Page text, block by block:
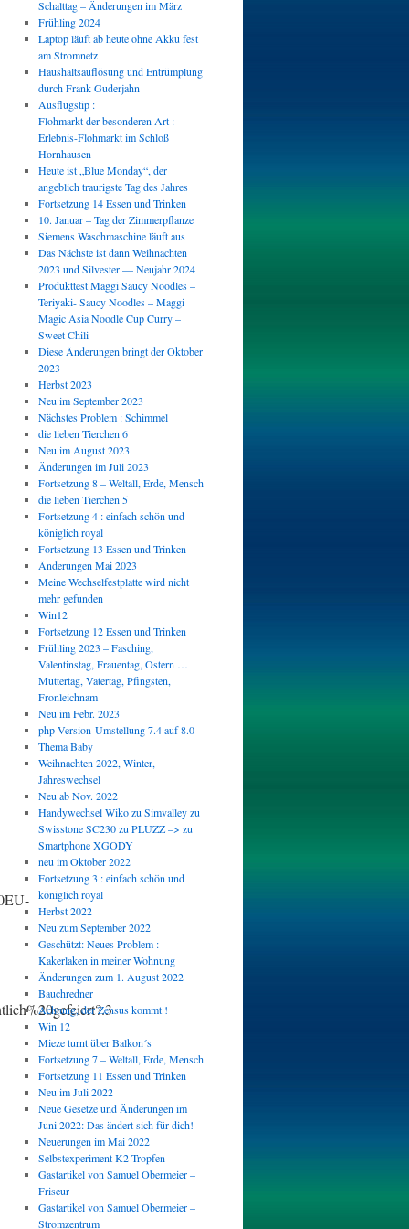
Schalttag – Änderungen im März
Frühling 2024
Laptop läuft ab heute ohne Akku fest
am Stromnetz
Haushaltsauflösung und Entrümplung
durch Frank Guderjahn
Ausflugstip :
Flohmarkt der besonderen Art :
Erlebnis-Flohmarkt im Schloß
Hornhausen
Heute ist „Blue Monday“, der
angeblich traurigste Tag des Jahres
Fortsetzung 14 Essen und Trinken
10. Januar – Tag der Zimmerpflanze
Siemens Waschmaschine läuft aus
Das Nächste ist dann Weihnachten
2023 und Silvester — Neujahr 2024
Produkttest Maggi Saucy Noodles –
Teriyaki- Saucy Noodles – Maggi
Magic Asia Noodle Cup Curry –
Sweet Chili
Diese Änderungen bringt der Oktober
2023
Herbst 2023
Neu im September 2023
Nächstes Problem : Schimmel
die lieben Tierchen 6
Neu im August 2023
Änderungen im Juli 2023
Fortsetzung 8 – Weltall, Erde, Mensch
die lieben Tierchen 5
Fortsetzung 4 : einfach schön und
königlich royal
Fortsetzung 13 Essen und Trinken
Änderungen Mai 2023
Meine Wechselfestplatte wird nicht
mehr gefunden
Win12
Fortsetzung 12 Essen und Trinken
Frühling 2023 – Fasching,
Valentinstag, Frauentag, Ostern …
Muttertag, Vatertag, Pfingsten,
Fronleichnam
Neu im Febr. 2023
php-Version-Umstellung 7.4 auf 8.0
Thema Baby
Weihnachten 2022, Winter,
Jahreswechsel
Neu ab Nov. 2022
Handywechsel Wiko zu Simvalley zu
Swisstone SC230 zu PLUZZ –> zu
Smartphone XGODY
neu im Oktober 2022
Fortsetzung 3 : einfach schön und
königlich royal
Herbst 2022
Neu zum September 2022
Geschützt: Neues Problem :
Kakerlaken in meiner Wohnung
Änderungen zum 1. August 2022
Bauchredner
Achtung, der Zensus kommt !
Win 12
Mieze turnt über Balkon´s
Fortsetzung 7 – Weltall, Erde, Mensch
Fortsetzung 11 Essen und Trinken
Neu im Juli 2022
Neue Gesetze und Änderungen im
Juni 2022: Das ändert sich für dich!
Neuerungen im Mai 2022
Selbstexperiment K2-Tropfen
Gastartikel von Samuel Obermeier –
Friseur
Gastartikel von Samuel Obermeier –
Stromzentrum